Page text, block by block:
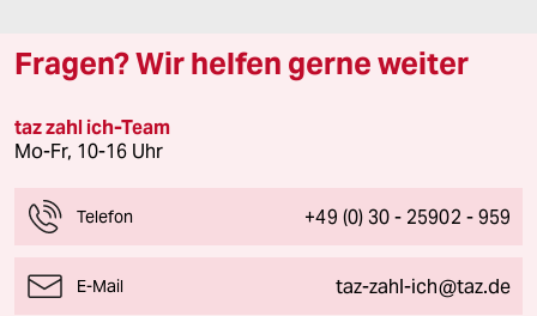
Fragen? Wir helfen gerne weiter
taz zahl ich-Team
Mo-Fr, 10-16 Uhr
Telefon +49 (0) 30 - 25902 - 959
E-Mail taz-zahl-ich@taz.de